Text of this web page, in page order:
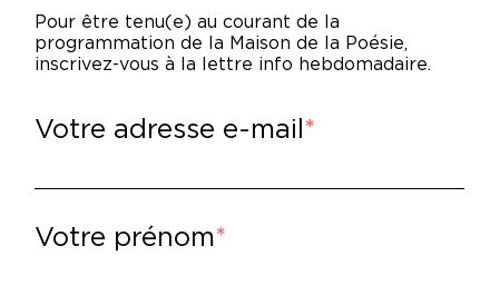
plus de vingt ans, l’artiste
de La Recherche du temps perdu de
travail est cette performance pendant
en une heure, montre en mains
a marqué à vie tant de lecteurs, je
Pour être tenu(e) au courant de la
programmation de la Maison de la Poésie,
inscrivez-vous à la lettre info hebdomadaire.
Votre adresse e-mail
Votre prénom